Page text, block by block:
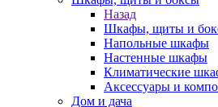
Назад
Шкафы, щиты и
Напольные шкафы
Настенные шкафы
Климатические
Аксессуары и
Дом и дача